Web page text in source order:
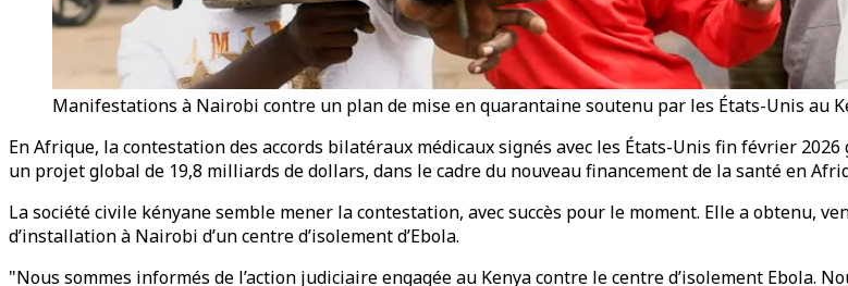
Manifestations à Nairobi contre un plan de mise en quarantaine soutenu par les États-Unis au
En Afrique, la contestation des accords bilatéraux médicaux signés avec les États-Unis fin février
un projet global de 19,8 milliards de dollars, dans le cadre du nouveau financement de la santé en
La société civile kényane semble mener la contestation, avec succès pour le moment. Elle a obtenu,
d’installation à Nairobi d’un centre d’isolement d’Ebola.
"Nous sommes informés de l’action judiciaire engagée au Kenya contre le centre d’isolement Ebola.